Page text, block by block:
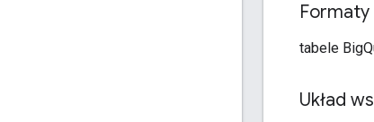
Formaty
tabele
Układ